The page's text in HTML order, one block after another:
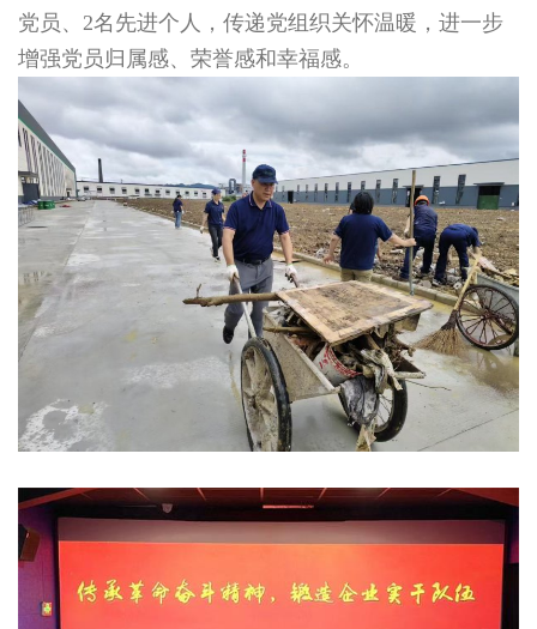
党员、2名先进个人，传递党组织关怀温暖，进一步
增强党员归属感、荣誉感和幸福感。